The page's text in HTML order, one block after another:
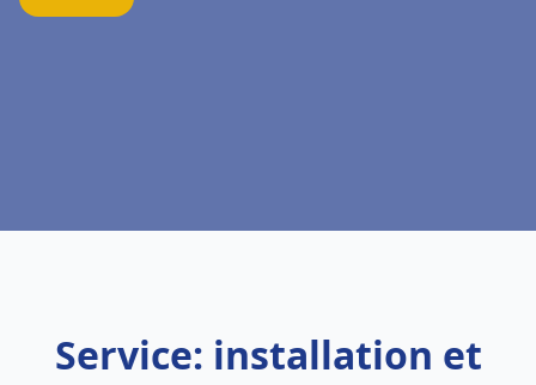
Service: installation et